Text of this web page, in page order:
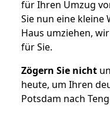
für Ihren Umzug
Sie nun eine kleine
Haus umziehen,
für Sie.
Zögern Sie nicht
heute, um Ihren
Potsdam nach